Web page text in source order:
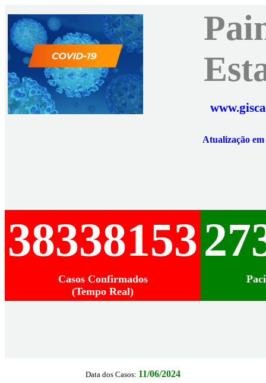
Atualização
38338153
Casos Confirmados
(Tempo Real)
Data dos Casos: 11/06/2024